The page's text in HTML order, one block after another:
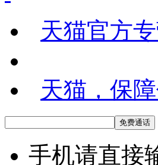
天猫官方
天猫，保
手机请直接